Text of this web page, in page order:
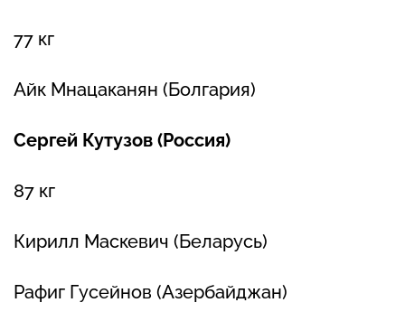
77 кг
Айк Мнацаканян (Болгария)
Сергей Кутузов (Россия)
87 кг
Кирилл Маскевич (Беларусь)
Рафиг Гусейнов (Азербайджан)